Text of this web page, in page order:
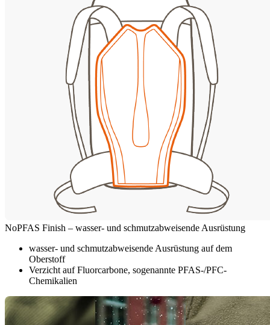
NoPFAS Finish – wasser- und schmutzabweisende Ausrüstung
wasser- und schmutzabweisende Ausrüstung auf dem
Oberstoff
Verzicht auf Fluorcarbone, sogenannte PFAS-/PFC-
Chemikalien